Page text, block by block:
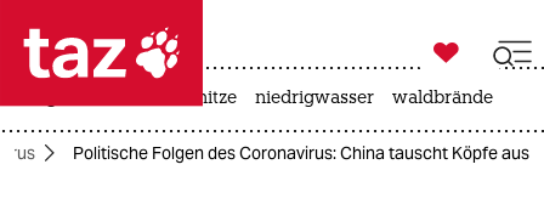
 taz zahl ich
taz zahl ich

taz zahl ich
hitze niedrigwasser waldbrände
Politische Folgen des Coronavirus: China tauscht Köpfe aus